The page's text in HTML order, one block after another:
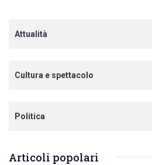
Attualità
Cultura e spettacolo
Politica
Articoli popolari